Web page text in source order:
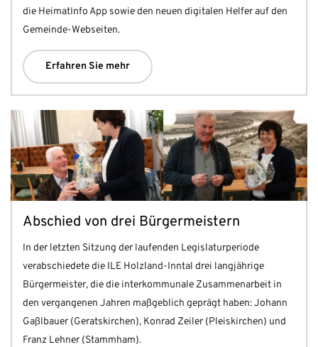
die HeimatInfo App sowie den neuen digitalen Helfer auf den
Gemeinde-Webseiten.
Erfahren Sie mehr
Abschied von drei Bürgermeistern
In der letzten Sitzung der laufenden Legislaturperiode
verabschiedete die ILE Holzland-Inntal drei langjährige
Bürgermeister, die die interkommunale Zusammenarbeit in
den vergangenen Jahren maßgeblich geprägt haben: Johann
Gaßlbauer (Geratskirchen), Konrad Zeiler (Pleiskirchen) und
Franz Lehner (Stammham).